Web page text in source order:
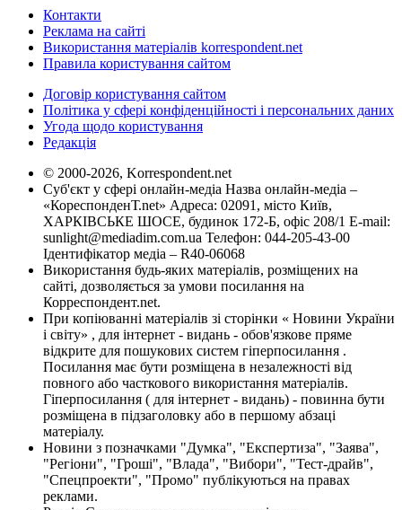
Контакти
Реклама на сайті
Використання матеріалів korrespondent.net
Правила користування сайтом
Договір користування сайтом
Політика у сфері конфіденційності і персональних даних
Угода щодо користування
Редакція
© 2000-2026, Korrespondent.net
Суб'єкт у сфері онлайн-медіа Назва онлайн-медіа –
«КореспонденТ.net» Адреса: 02091, місто Київ,
ХАРКІВСЬКЕ ШОСЕ, будинок 172-Б, офіс 208/1 E-mail:
sunlight@mediadim.com.ua Телефон: 044-205-43-00
Ідентифікатор медіа – R40-06068
Використання будь-яких матеріалів, розміщених на
сайті, дозволяється за умови посилання на
Корреспондент.net.
При копіюванні матеріалів зі сторінки « Новини України
і світу» , для інтернет - видань - обов'язкове пряме
відкрите для пошукових систем гіперпосилання .
Посилання має бути розміщена в незалежності від
повного або часткового використання матеріалів.
Гіперпосилання ( для інтернет - видань) - повинна бути
розміщена в підзаголовку або в першому абзаці
матеріалу.
Новини з позначками "Думка", "Експертиза", "Заява",
"Регіони", "Гроші", "Влада", "Вибори", "Тест-драйв",
"Спецпроекти", "Промо" публікуються на правах
реклами.